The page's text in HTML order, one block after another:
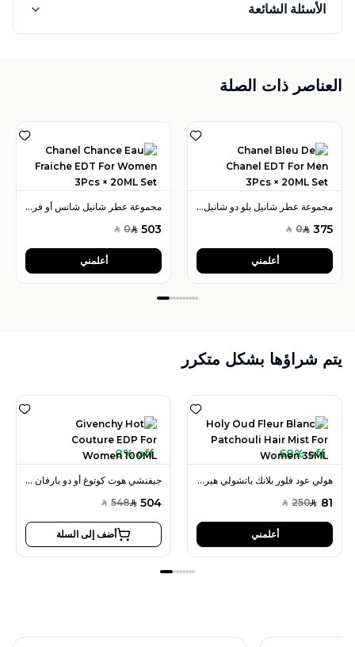
الأسئلة الشائعة
العناصر ذات الصلة
مجموعة عطر شانيل شانس أو فريش أو دو تواليت 3 قطع × 20 مل للنساء
SAR 503
SAR 0
أعلمني
مجموعة عطر شانيل بلو دو شانيل أو دو تواليت 3 قطع × 20 مل للرجال
SAR 375
SAR 0
أعلمني
يتم شراؤها بشكل متكرر
8% off
جيفنشي هوت كوتوغ أو دو بارفان 100 مل للنساء
SAR 504
SAR 548
أضف إلى السلة
68% off
هولي عود فلور بلانك باتشولي هير ميست 35 مل للنساء
SAR 81
SAR 250
أعلمني